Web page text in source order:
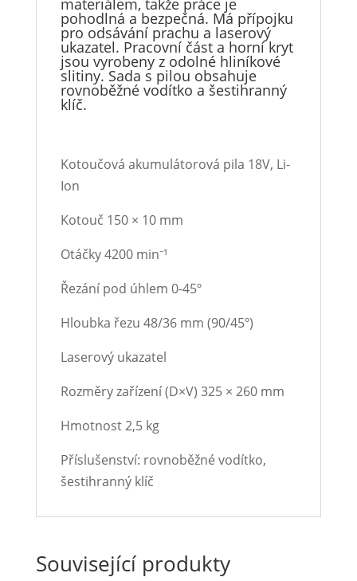
materiálem, takže práce je
pohodlná a bezpečná. Má přípojku
pro odsávání prachu a laserový
ukazatel. Pracovní část a horní kryt
jsou vyrobeny z odolné hliníkové
slitiny. Sada s pilou obsahuje
rovnoběžné vodítko a šestihranný
klíč.
Kotoučová akumulátorová pila 18V, Li-
Ion
Kotouč 150 × 10 mm
Otáčky 4200 min⁻¹
Řezání pod úhlem 0-45º
Hloubka řezu 48/36 mm (90/45º)
Laserový ukazatel
Rozměry zařízení (D×V) 325 × 260 mm
Hmotnost 2,5 kg
Příslušenství: rovnoběžné vodítko,
šestihranný klíč
Související produkty